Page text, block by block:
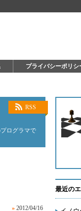
プライバシーポリシ
RSS
ログラマで
» 2012/04/16
最近の